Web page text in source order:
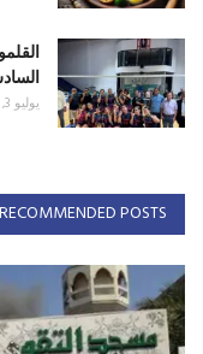
يوليو 3, 2025
RECOMMENDED POSTS